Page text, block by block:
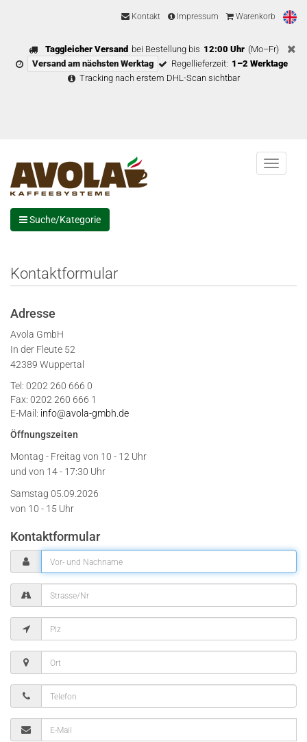
Kontakt Impressum Warenkorb
Taggleicher Versand bei Bestellung bis 12:00 Uhr (Mo–Fr)
Versand am nächsten Werktag
Regellieferzeit: 1–2 Werktage
Tracking nach erstem DHL-Scan sichtbar
Menu
Suche/Kategorie
Kontaktformular
Adresse
Avola GmbH
In der Fleute 52
42389 Wuppertal
Tel: 0202 260 666 0
Fax: 0202 260 666 1
E-Mail: info@avola-gmbh.de
Öffnungszeiten
Montag - Freitag von 10 - 12 Uhr
und von 14 - 17:30 Uhr
Samstag 05.09.2026
von 10 - 15 Uhr
Kontaktformular